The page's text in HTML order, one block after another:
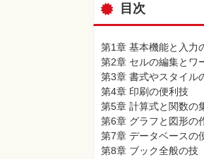
目次
第1章 基本機能と入力
第2章 セルの編集とワ
第3章 書式やスタイル
第4章 印刷の便利技
第5章 計算式と関数の
第6章 グラフと図形の
第7章 データベースの
第8章 ブック全般の技